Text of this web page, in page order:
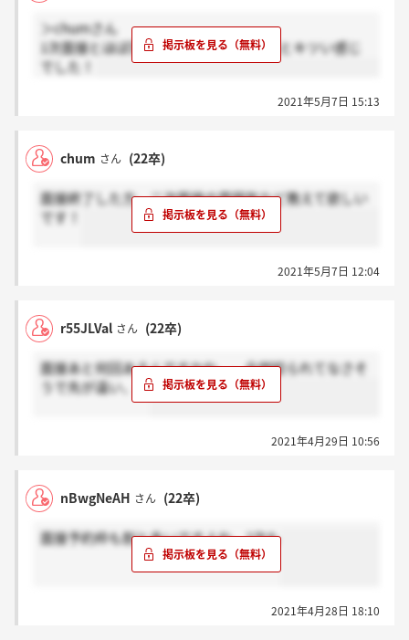
＞chumさん
1次面接とほぼ同じで、深掘りがちょっとキツい感じ
でした！
2021年5月7日 15:13
chum さん (22卒)
面接終了した方、二次面接の雰囲気など教えて欲しい
です！
2021年5月7日 12:04
r55JLVal さん (22卒)
面接あと何回あるんですかね、、全然絞られてなさそ
うで先が遠い、、
2021年4月29日 10:56
nBwgNeAH さん (22卒)
面接予約枠も割と多いですよね、2次も
2021年4月28日 18:10